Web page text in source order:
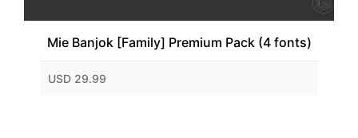
Mie Banjok [Family] Premium Pack (4 fonts)
USD 29.99